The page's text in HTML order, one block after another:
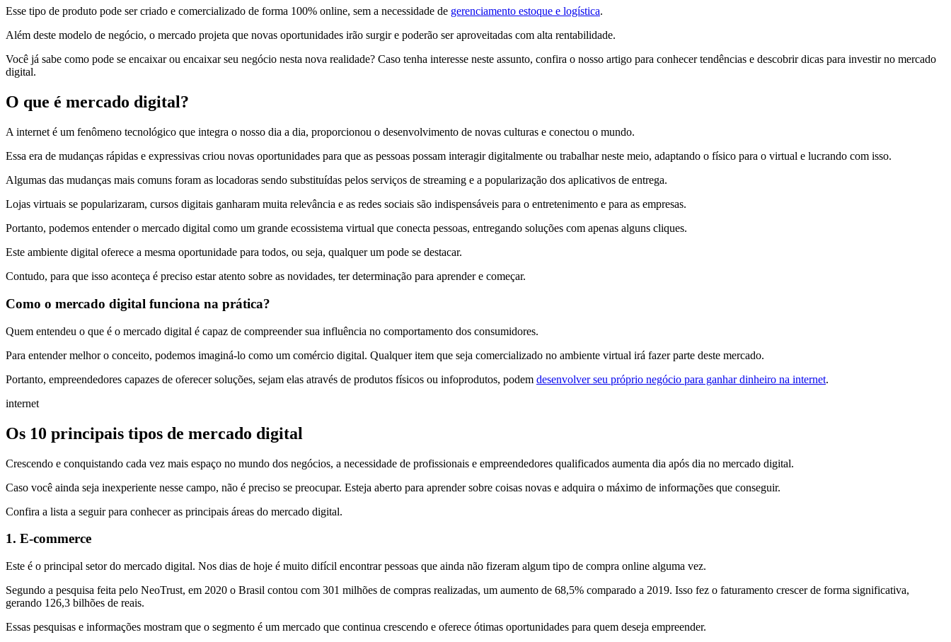
Esse tipo de produto pode ser criado e comercializado de forma 100% online, sem a necessidade de gerenciamento estoque e logística.
Além deste modelo de negócio, o mercado projeta que novas oportunidades irão surgir e poderão ser aproveitadas com alta rentabilidade.
Você já sabe como pode se encaixar ou encaixar seu negócio nesta nova realidade? Caso tenha interesse neste assunto, confira o nosso artigo para conhecer tendências e descobrir dicas para investir no mercado
digital.
O que é mercado digital?
A internet é um fenômeno tecnológico que integra o nosso dia a dia, proporcionou o desenvolvimento de novas culturas e conectou o mundo.
Essa era de mudanças rápidas e expressivas criou novas oportunidades para que as pessoas possam interagir digitalmente ou trabalhar neste meio, adaptando o físico para o virtual e lucrando com isso.
Algumas das mudanças mais comuns foram as locadoras sendo substituídas pelos serviços de streaming e a popularização dos aplicativos de entrega.
Lojas virtuais se popularizaram, cursos digitais ganharam muita relevância e as redes sociais são indispensáveis para o entretenimento e para as empresas.
Portanto, podemos entender o mercado digital como um grande ecossistema virtual que conecta pessoas, entregando soluções com apenas alguns cliques.
Este ambiente digital oferece a mesma oportunidade para todos, ou seja, qualquer um pode se destacar.
Contudo, para que isso aconteça é preciso estar atento sobre as novidades, ter determinação para aprender e começar.
Como o mercado digital funciona na prática?
Quem entendeu o que é o mercado digital é capaz de compreender sua influência no comportamento dos consumidores.
Para entender melhor o conceito, podemos imaginá-lo como um comércio digital. Qualquer item que seja comercializado no ambiente virtual irá fazer parte deste mercado.
Portanto, empreendedores capazes de oferecer soluções, sejam elas através de produtos físicos ou infoprodutos, podem desenvolver seu próprio negócio para ganhar dinheiro na internet.
internet
Os 10 principais tipos de mercado digital
Crescendo e conquistando cada vez mais espaço no mundo dos negócios, a necessidade de profissionais e empreendedores qualificados aumenta dia após dia no mercado digital.
Caso você ainda seja inexperiente nesse campo, não é preciso se preocupar. Esteja aberto para aprender sobre coisas novas e adquira o máximo de informações que conseguir.
Confira a lista a seguir para conhecer as principais áreas do mercado digital.
1. E-commerce
Este é o principal setor do mercado digital. Nos dias de hoje é muito difícil encontrar pessoas que ainda não fizeram algum tipo de compra online alguma vez.
Segundo a pesquisa feita pelo NeoTrust, em 2020 o Brasil contou com 301 milhões de compras realizadas, um aumento de 68,5% comparado a 2019. Isso fez o faturamento crescer de forma significativa,
gerando 126,3 bilhões de reais.
Essas pesquisas e informações mostram que o segmento é um mercado que continua crescendo e oferece ótimas oportunidades para quem deseja empreender.